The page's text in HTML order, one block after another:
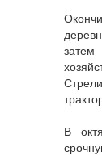
затем
В